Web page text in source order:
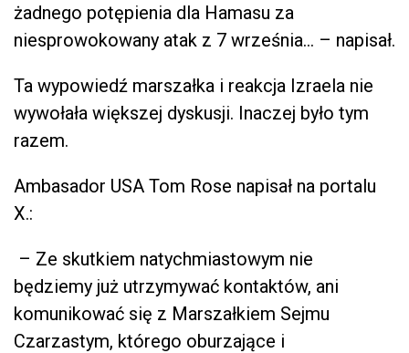
żadnego potępienia dla Hamasu za
niesprowokowany atak z 7 września… – napisał.
Ta wypowiedź marszałka i reakcja Izraela nie
wywołała większej dyskusji. Inaczej było tym
razem.
Ambasador USA Tom Rose napisał na portalu
X.:
– Ze skutkiem natychmiastowym nie
będziemy już utrzymywać kontaktów, ani
komunikować się z Marszałkiem Sejmu
Czarzastym, którego oburzające i